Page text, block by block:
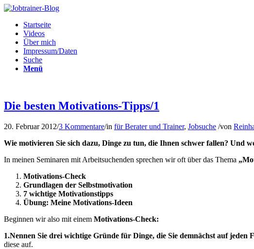
Startseite
Videos
Über mich
Impressum/Daten
Suche
Menü
Die besten Motivations-Tipps/1
20. Februar 2012/3 Kommentare/in für Berater und Trainer, Jobsuche /von
Wie motivieren Sie sich dazu, Dinge zu tun, die Ihnen schwer fallen? Und
In meinen Seminaren mit Arbeitsuchenden sprechen wir oft über das Thema
Motivations-Check
Grundlagen der Selbstmotivation
7 wichtige Motivationstipps
Übung: Meine Motivations-Ideen
Beginnen wir also mit einem Motivations-Check:
1.Nennen Sie drei wichtige Gründe für Dinge, die Sie demnächst auf jeden
diese auf.